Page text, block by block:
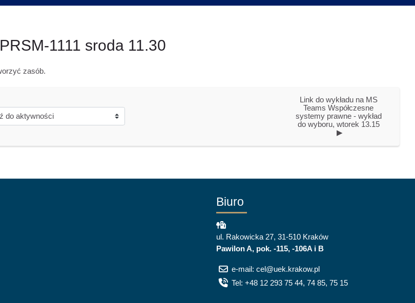
1111 sroda 11.30
zasób.
aktywności
Link do wykładu na MS
Teams Współczesne
systemy prawne - wykład
do wyboru, wtorek 13.15
▶︎
Biuro
ul. Rakowicka 27, 31-510 Kraków
Pawilon A, pok. -115, -106A i B
e-mail: cel@uek.krakow.pl
Tel: +48 12 293 75 44, 74 85, 75 15